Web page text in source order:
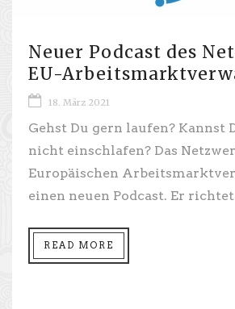
Neuer Podcast des
EU-
18. März 2021
Gehst Du gern laufen? Kannst
nicht einschlafen? Das
Europäischen
einen neuen Podcast. Er richtet
READ MORE